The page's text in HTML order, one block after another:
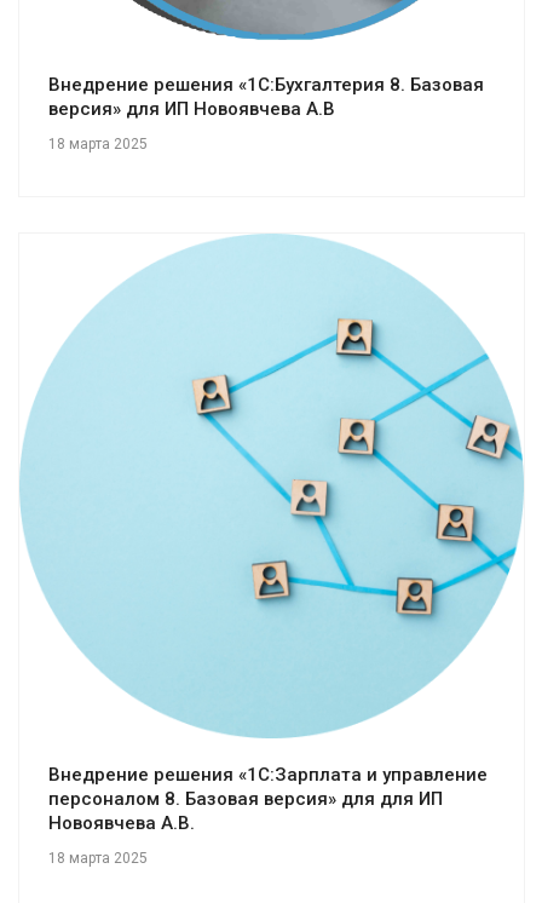
Внедрение решения «1С:Бухгалтерия 8. Базовая
версия» для ИП Новоявчева А.В
18 марта 2025
Смотреть проект
Внедрение решения «1С:Зарплата и управление
персоналом 8. Базовая версия» для для ИП
Новоявчева А.В.
18 марта 2025